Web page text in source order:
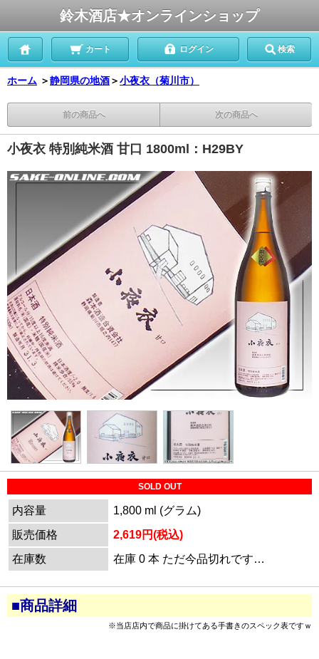
鈴木酒店★オンラインショップ
カート ログイン 検索
ホーム ＞静岡県の地酒＞小夜衣（菊川市）
前の商品へ 次の商品へ
小夜衣 特別純米酒 甘口 1800ml：H29BY
SOLD OUT
内容量
1,800 ml (グラム)
販売価格
2,619円(税込)
在庫数
在庫 0 本 ただ今品切れです…
■商品詳細
※当店店内で商品に掛けてある手書きのスペック表ですｗ